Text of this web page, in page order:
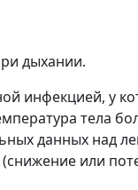
дыхании.
инфекцией, у
тела
данных над
или